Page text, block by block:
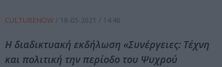
CULTURENOW / 18-05-2021 / 14:46
Η διαδικτυακή εκδήλωση «Συνέργειες: Τέχνη
και πολιτική την περίοδο του Ψυχρού